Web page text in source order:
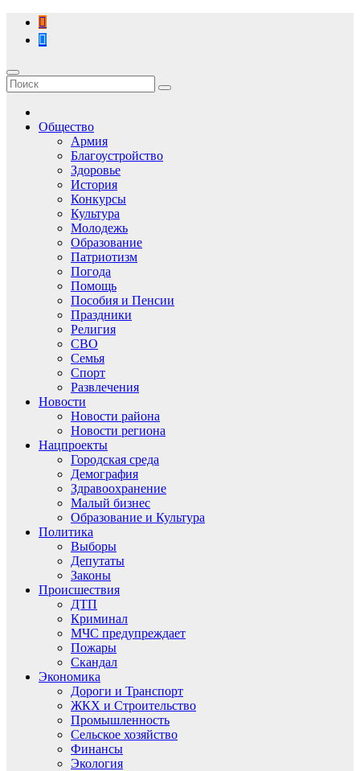
Перейти
содержимому
Общество
Армия
Благоустройство
Здоровье
История
Конкурсы
Культура
Молодежь
Образование
Патриотизм
Погода
Помощь
Пособия и Пенсии
Праздники
Религия
СВО
Семья
Спорт
Развлечения
Новости
Новости района
Новости региона
Нацпроекты
Городская среда
Демография
Здравоохранение
Малый бизнес
Образование и Культура
Политика
Выборы
Депутаты
Законы
Происшествия
ДТП
Криминал
МЧС предупреждает
Пожары
Скандал
Экономика
Дороги и Транспорт
ЖКХ и Строительство
Промышленность
Сельское хозяйство
Финансы
Экология